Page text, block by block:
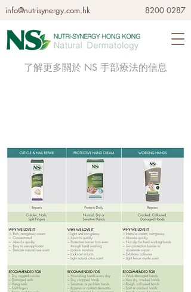
info@nutrisynergy.com.hk 8200 0287
了解更多關於 NS 手部療法的信息